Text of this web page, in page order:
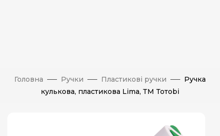
Головна Ручки Пластикові ручки
Ручка
кулькова, пластикова Lima, ТМ Тотоbi